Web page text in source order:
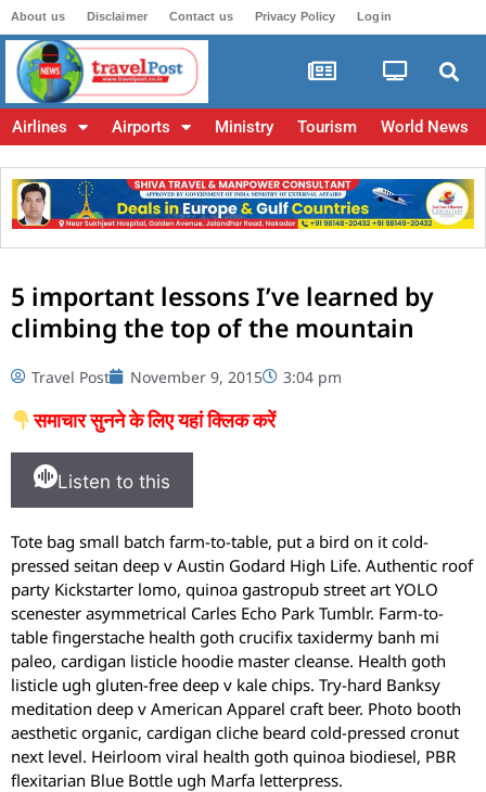
About us Disclaimer Contact us Privacy Policy Login
Airlines Airports Ministry Tourism World News
5 important lessons I’ve learned by
climbing the top of the mountain
Travel Post November 9, 2015 3:04 pm
समाचार सुनने के लिए यहां क्लिक करें
Listen to this
Tote bag small batch farm-to-table, put a bird on it cold-
pressed seitan deep v Austin Godard High Life. Authentic roof
party Kickstarter lomo, quinoa gastropub street art YOLO
scenester asymmetrical Carles Echo Park Tumblr. Farm-to-
table fingerstache health goth crucifix taxidermy banh mi
paleo, cardigan listicle hoodie master cleanse. Health goth
listicle ugh gluten-free deep v kale chips. Try-hard Banksy
meditation deep v American Apparel craft beer. Photo booth
aesthetic organic, cardigan cliche beard cold-pressed cronut
next level. Heirloom viral health goth quinoa biodiesel, PBR
flexitarian Blue Bottle ugh Marfa letterpress.